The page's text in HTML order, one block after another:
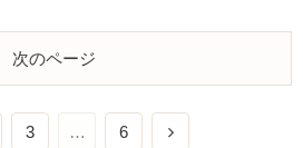
次のページ
3 … 6